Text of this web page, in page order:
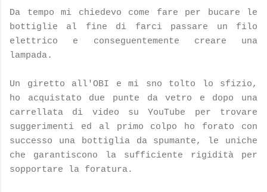
Da tempo mi chiedevo come fare per bucare le
bottiglie al fine di farci passare un filo
elettrico e conseguentemente creare una
lampada.
Un giretto all'OBI e mi sno tolto lo sfizio,
ho acquistato due punte da vetro e dopo una
carrellata di video su YouTube per trovare
suggerimenti ed al primo colpo ho forato con
successo una bottiglia da spumante, le uniche
che garantiscono la sufficiente rigidità per
sopportare la foratura.